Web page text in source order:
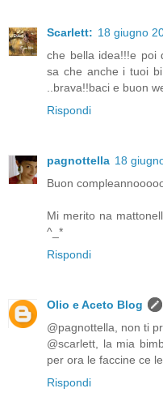
Scarlett: 18 giugno
che bella idea!!!e poi
sa che anche i tuoi
..brava!!baci e buon
Rispondi
pagnottella 18
Buon
Mi merito na
^_*
Rispondi
Olio e Aceto Blog
@pagnottella, non ti
@scarlett, la mia
per ora le faccine ce
Rispondi